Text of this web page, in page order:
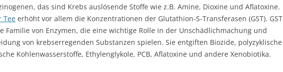
das sind Krebs auslösende Stoffe wie z.B. Amine, Dioxine und Aflatoxine.
Tee erhöht vor allem die Konzentrationen der Glutathion-S-Transferasen (GST). GST
Familie von Enzymen, die eine wichtige Rolle in der Unschädlichmachung und
von krebserregenden Substanzen spielen. Sie entgiften Biozide, polyzyklische
Kohlenwasserstoffe, Ethylenglykole, PCB, Aflatoxine und andere Xenobiotika.